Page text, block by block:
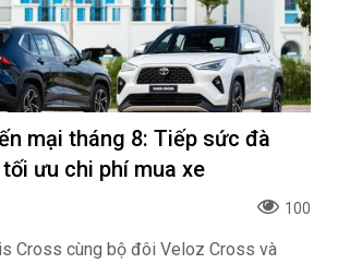
mại tháng 8: Tiếp sức đà
ưu chi phí mua xe
100
Cross cùng bộ đôi Veloz Cross và